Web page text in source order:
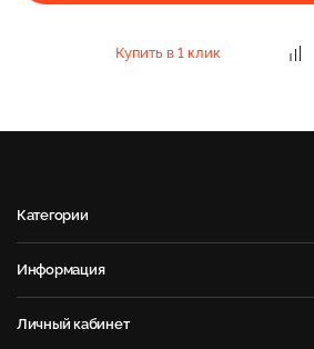
Купить в 1 клик
Категории
Информация
Личный кабинет